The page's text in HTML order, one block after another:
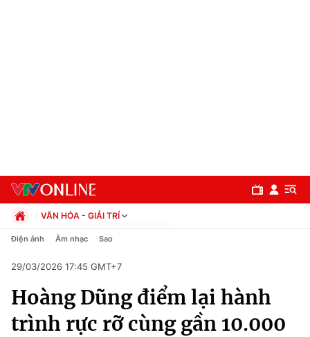
Chuyên mục
Chính trị
VĂN HÓA - GIẢI TRÍ
Chính trị
Pháp luật
Kinh tế
Thể thao
Truyền hình
Điện ảnh Âm nhạc Sao
29/03/2026 17:45 GMT+7
Hoàng Dũng điểm lại hành
trình rực rỡ cùng gần 10.000